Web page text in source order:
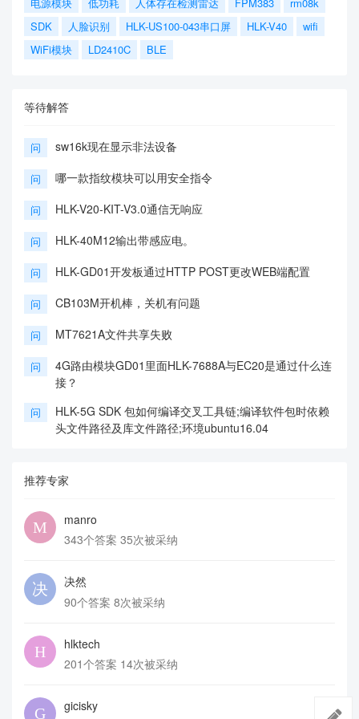
SDK
人脸识别 HLK-US100-043串口屏 HLK-V40
wifi
WiFi模块
LD2410C BLE
等待解答
问 sw16k现在显示非法设备
问 哪一款指纹模块可以用安全指令
问 HLK-V20-KIT-V3.0通信无响应
问 HLK-40M12输出带感应电。
问 HLK-GD01开发板通过HTTP POST更改WEB端配置
问 CB103M开机棒，关机有问题
问 MT7621A文件共享失败
问
4G路由模块GD01里面HLK-7688A与EC20是通过什么连
接？
问
HLK-5G SDK 包如何编译交叉工具链;编译软件包时依赖
头文件路径及库文件路径;环境ubuntu16.04
推荐专家
manro
343个答案 35次被采纳
决然
90个答案 8次被采纳
hlktech
201个答案 14次被采纳
gicisky